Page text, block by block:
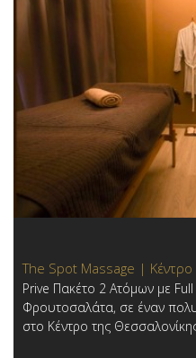
The Spot Massage | Κέντρο
Prive Πακέτο 2 Ατόμων με
Φρουτοσαλάτα, σε έναν
στο Κέντρο της